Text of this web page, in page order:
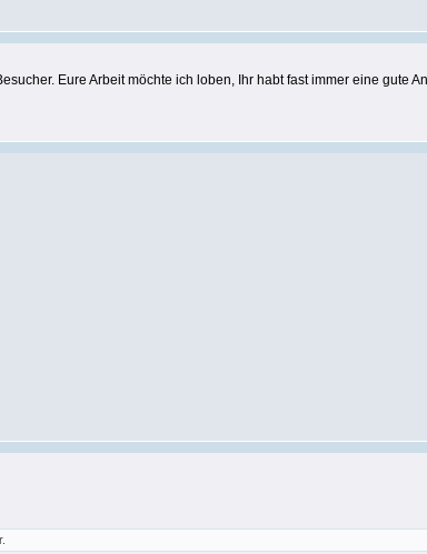
Eure Arbeit möchte ich loben, Ihr habt fast immer eine gute